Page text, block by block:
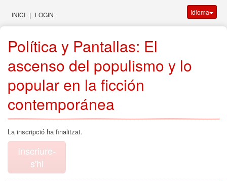
INICI | LOGIN Idioma
Política y Pantallas: El
ascenso del populismo y lo
popular en la ficción
contemporánea
La inscripció ha finalitzat.
Inscriure-
s'hi